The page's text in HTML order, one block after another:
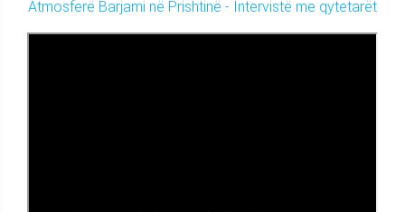
Atmosferë Barjami në Prishtinë - Intervistë me qytetarët